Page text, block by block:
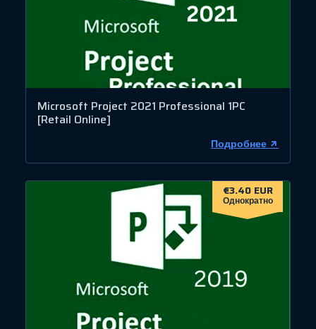
Microsoft Project 2021 Professional 1PC
[Retail Online]
Подробнее
€3.40 EUR
Однократно